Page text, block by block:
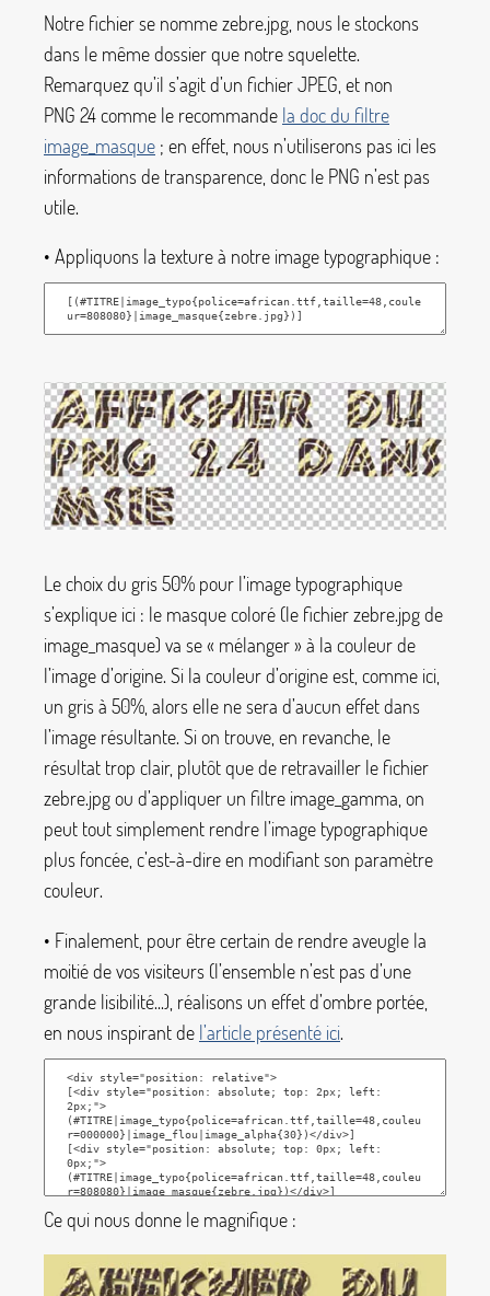
Notre fichier se nommezebre.jpg , nous le stockons
dans le même dossier que notre squelette.
Remarquez qu’il s’agit d’un fichier JPEG, et non
PNG 24 comme le recommande la doc du filtre
image_masque ; en effet, nous n’utiliserons pas ici les
informations de transparence, donc le PNG n’est pas
utile.
• Appliquons la texture à notre image typographique :
Le choix du gris 50% pour l’image typographique
s’explique ici : le masque coloré (le fichierzebre.jpgde
image_masque) va se « mélanger» à la couleur de
l’image d’origine. Si la couleur d’origine est, comme ici,
un gris à 50%, alors elle ne sera d’aucun effet dans
l’image résultante. Si on trouve, en revanche, le
résultat trop clair, plutôt que de retravailler le fichier
zebre.jpgou d’appliquer un filtre image_gamma, on
peut tout simplement rendre l’image typographique
plus foncée, c’est-à-dire en modifiant son paramètre
couleur.
• Finalement, pour être certain de rendre aveugle la
moitié de vos visiteurs (l’ensemble n’est pas d’une
grande lisibilité...), réalisons un effet d’ombre portée,
en nous inspirant de l’article présenté ici.
Ce qui nous donne le magnifique :